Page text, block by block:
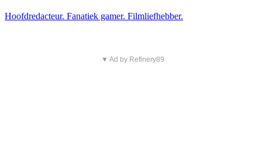
Hoofdredacteur. Fanatiek gamer. Filmliefhebber.
▼ Ad by Refinery89